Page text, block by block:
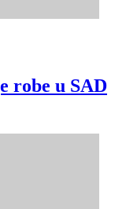
robe u SAD